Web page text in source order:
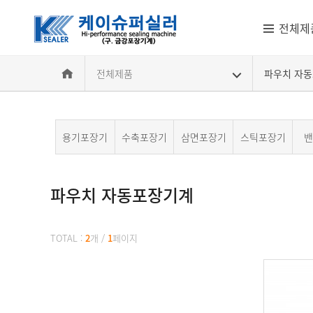
전체
전체제품 파우치 자
용기포장기 수축포장기 삼면포장기 스틱포장기
파우치 자동포장기계
TOTAL : 2개 / 1페이지